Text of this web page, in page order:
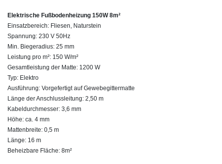
Elektrische Fußbodenheizung 150W 8m²
Einsatzbereich: Fliesen, Naturstein
Spannung: 230 V 50Hz
Min. Biegeradius: 25 mm
Leistung pro m²: 150 W/m²
Gesamtleistung der Matte: 1200 W
Typ: Elektro
Ausführung: Vorgefertigt auf Gewebegittermatte
Länge der Anschlussleitung: 2,50 m
Kabeldurchmesser: 3,6 mm
Höhe: ca. 4 mm
Mattenbreite: 0,5 m
Länge: 16 m
Beheizbare Fläche: 8m²